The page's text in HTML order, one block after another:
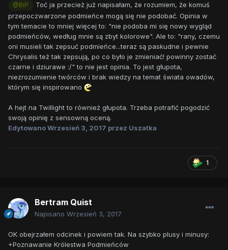
@BiP
Toć ja przecież już napisałam, że rozumiem, że komuś
przepoczwarzone podmieńce mogą się nie podobać. Opinia w
tym temacie to mniej więcej to: "nie podoba mi się nowy wygląd
podmieńców, według mnie są zbyt kolorowe". Ale to: "rany, czemu
oni musieli tak zepsuć podmieńce...teraz są paskudne i pewnie
Chrysalis też tak zepsują, po co było je zmieniać! powinny zostać
czarne i dziurawe :/" to nie jest opinia. To jest głupota,
niezrozumienie twórców i brak wiedzy na temat świata owadów,
którym się inspirowano
A hejt na Twillight to również głupota. Trzeba potrafić pogodzić
swoją opinię z sensowną oceną.
EdytowanoWrzesień 3, 2017 przez Uszatka
1
Bertram Quist
Napisano Wrzesień 3, 2017
OK obejrzałem odcinek i powiem tak. Na szybko plusy i minusy:
+Poznawanie Królestwa Podmieńców